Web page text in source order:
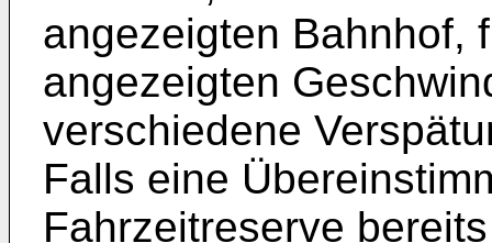
angezeigten Bahnhof,
angezeigten
verschiedene
Falls eine
Fahrzeitreserve